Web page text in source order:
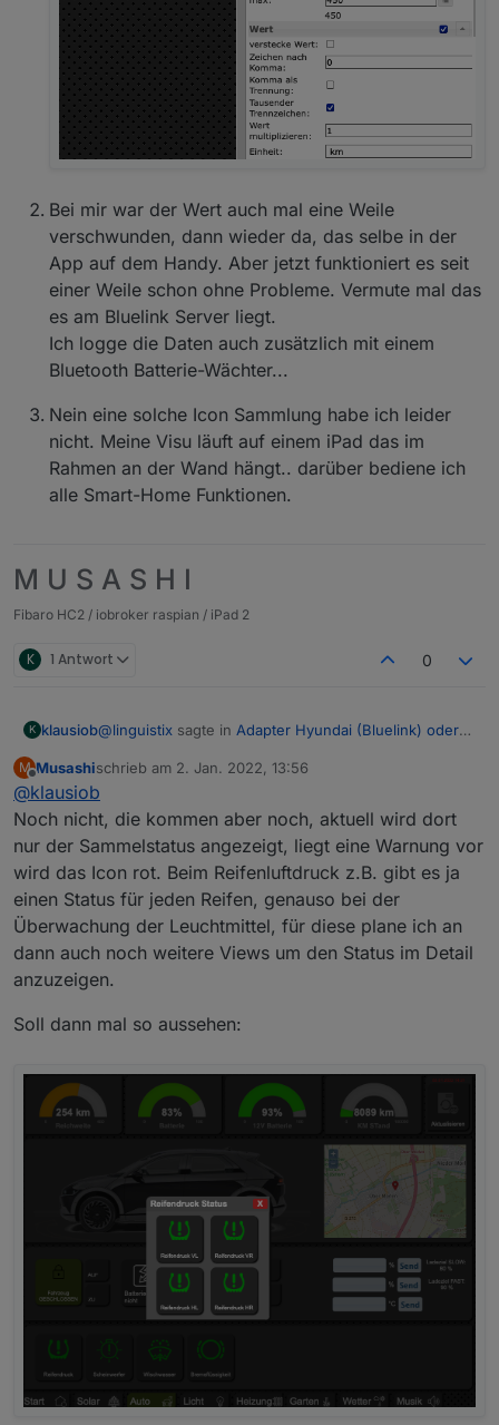
Bei mir war der Wert auch mal eine Weile
verschwunden, dann wieder da, das selbe in der
App auf dem Handy. Aber jetzt funktioniert es seit
einer Weile schon ohne Probleme. Vermute mal das
es am Bluelink Server liegt.
Ich logge die Daten auch zusätzlich mit einem
Bluetooth Batterie-Wächter...
Nein eine solche Icon Sammlung habe ich leider
nicht. Meine Visu läuft auf einem iPad das im
Rahmen an der Wand hängt.. darüber bediene ich
alle Smart-Home Funktionen.
M U S A S H I
Fibaro HC2 / iobroker raspian / iPad 2
K 1 Antwort 0
K klausiob@linguistix sagte in Adapter Hyundai (Bluelink) oder
Ohh ich wollte@Musashifragen. GIbt es hinter den
neuen unteren Buttons noch Views?
M
Offline
Musashischrieb am 2. Jan. 2022, 13:56
zuletzt editiert von
@klausiob
Noch nicht, die kommen aber noch, aktuell wird dort
nur der Sammelstatus angezeigt, liegt eine Warnung vor
wird das Icon rot. Beim Reifenluftdruck z.B. gibt es ja
einen Status für jeden Reifen, genauso bei der
Überwachung der Leuchtmittel, für diese plane ich an
dann auch noch weitere Views um den Status im Detail
anzuzeigen.
Soll dann mal so aussehen: